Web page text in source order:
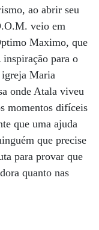
ao abrir seu
veio em
Maximo, que
para o
igreja Maria
onde Atala viveu
momentos difíceis
que uma ajuda
que precise
para provar que
quanto nas